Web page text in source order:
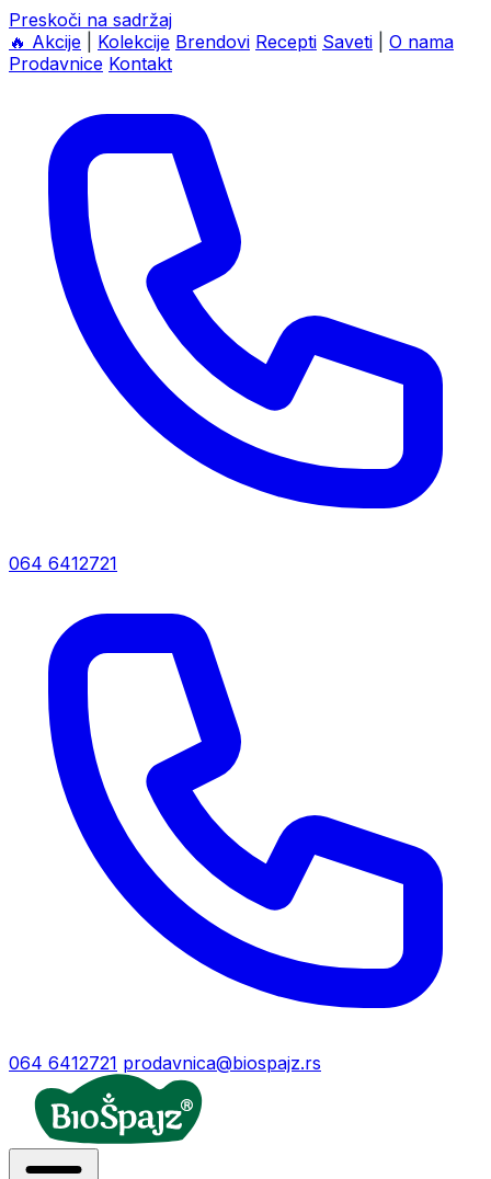
Preskoči na sadržaj
🔥 Akcije Kolekcije Brendovi Recepti Saveti
O nama
Prodavnice Kontakt
064 6412721
064 6412721 prodavnica@biospajz.rs